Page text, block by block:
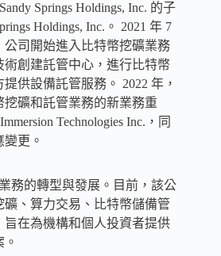
Springs Holdings, Inc. 的子
Holdings, Inc.。 2021 年 7
公司開始進入比特幣挖礦業務
創建託管中心，進行比特幣
供設備託管服務。 2022 年，
礦和託管業務的新業務重
Technologies Inc.，同
更。
務的轉型與發展。目前，該公
、算力交易、比特幣儲備管
在為機構和個人投資者提供